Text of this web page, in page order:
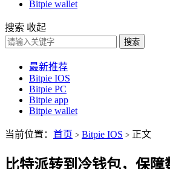
Bitpie wallet
搜索 收起
搜索
最新推荐
Bitpie IOS
Bitpie PC
Bitpie app
Bitpie wallet
当前位置： 首页 > Bitpie IOS > 正文
比特派转到冷钱包，保